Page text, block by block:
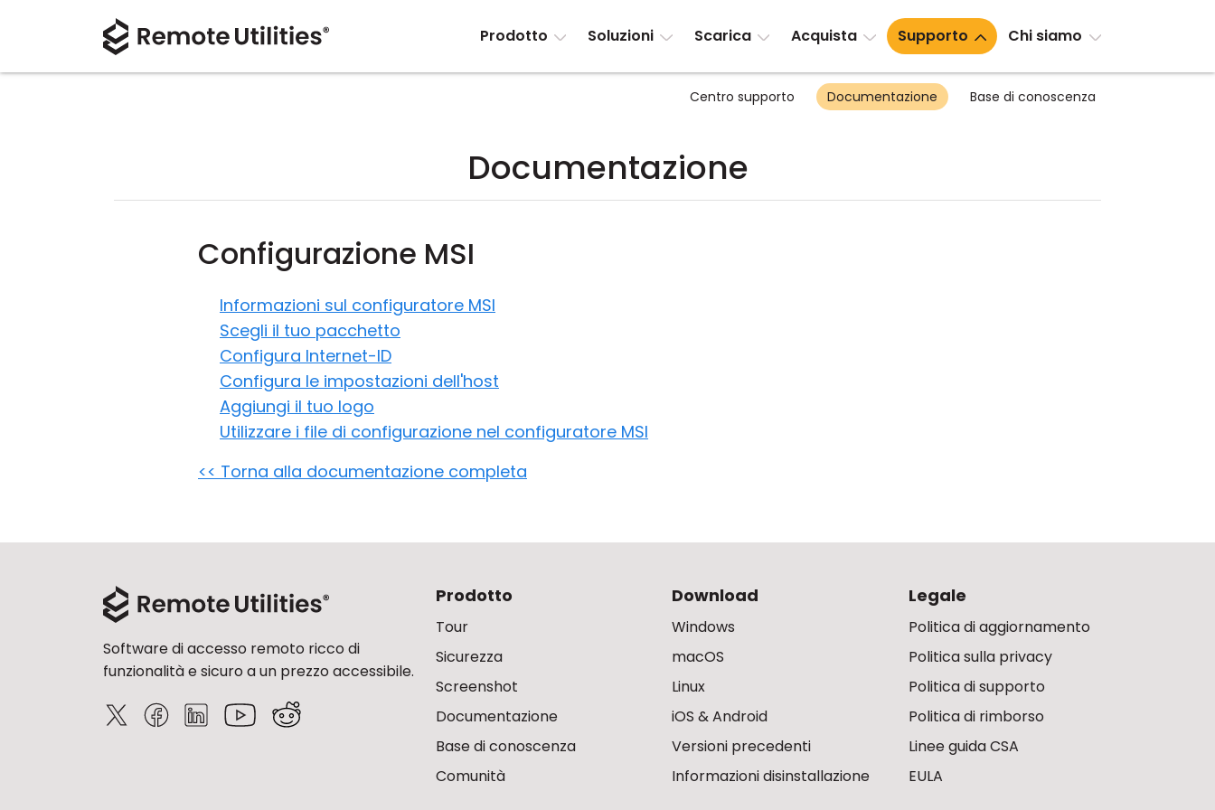
Prodotto Soluzioni Scarica Acquista Supporto Chi siamo
Centro supporto Documentazione Base di conoscenza
Documentazione
Configurazione MSI
Informazioni sul configuratore MSI
Scegli il tuo pacchetto
Configura Internet-ID
Configura le impostazioni dell'host
Aggiungi il tuo logo
Utilizzare i file di configurazione nel configuratore MSI
<< Torna alla documentazione completa
Software di accesso remoto ricco di
funzionalità e sicuro a un prezzo accessibile.
Prodotto
Tour
Sicurezza
Screenshot
Documentazione
Base di conoscenza
Comunità
Download
Windows
macOS
Linux
iOS & Android
Versioni precedenti
Informazioni disinstallazione
Legale
Politica di aggiornamento
Politica sulla privacy
Politica di supporto
Politica di rimborso
Linee guida CSA
EULA